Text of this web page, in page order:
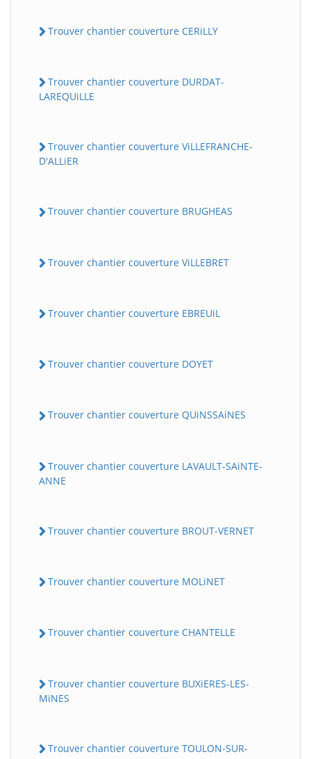
Trouver chantier couverture CERiLLY
Trouver chantier couverture DURDAT-
LAREQUiLLE
Trouver chantier couverture ViLLEFRANCHE-
D'ALLiER
Trouver chantier couverture BRUGHEAS
Trouver chantier couverture ViLLEBRET
Trouver chantier couverture EBREUiL
Trouver chantier couverture DOYET
Trouver chantier couverture QUiNSSAiNES
Trouver chantier couverture LAVAULT-SAiNTE-
ANNE
Trouver chantier couverture BROUT-VERNET
Trouver chantier couverture MOLiNET
Trouver chantier couverture CHANTELLE
Trouver chantier couverture BUXiERES-LES-
MiNES
Trouver chantier couverture TOULON-SUR-